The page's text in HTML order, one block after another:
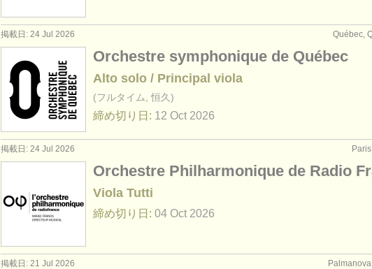
Québec,
掲載日: 24 Jul 2026
Orchestre symphonique de Québec
Alto solo / Principal viola
(フルタイム, 恒久)
締め切り日: 12 Oct 2026
掲載日: 24 Jul 2026
Orchestre Philharmonique de Radio
Viola Tutti
締め切り日: 04 Oct 2026
掲載日: 21 Jul 2026